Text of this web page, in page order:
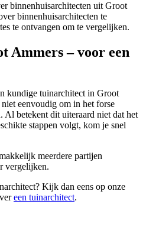
binnenhuisarchitecten uit Groot
binnenhuisarchitecten te
te ontvangen om te vergelijken.
Ammers – voor een
kundige tuinarchitect in Groot
eenvoudig om in het forse
Al betekent dit uiteraard niet dat het
stappen volgt, kom je snel
meerdere partijen
vergelijken.
Kijk dan eens op onze
een tuinarchitect.